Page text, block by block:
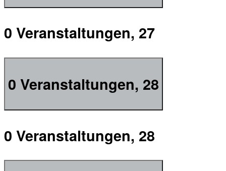
0 Veranstaltungen, 27
0 Veranstaltungen, 28
0 Veranstaltungen, 28